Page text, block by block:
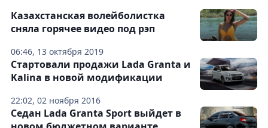
06:46, 13 октября 2019
Казахстанская волейболистка
сняла горячее видео под рэп
22:02, 02 ноября 2016
Стартовали продажи Lada Granta и
Kalina в новой модификации
Седан Lada Granta Sport выйдет в